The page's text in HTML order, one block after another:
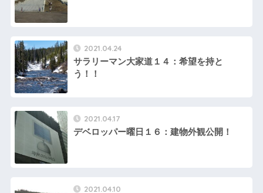
2021.04.24
サラリーマン大家道１４：希望を持と
う！！
2021.04.17
デベロッパー曜日１６：建物外観公開！
2021.04.10